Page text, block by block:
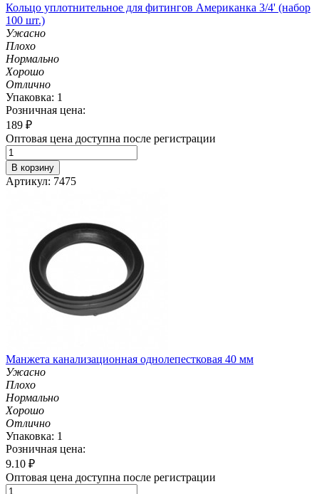
Кольцо уплотнительное для фитингов Американка 3/4' (набор
100 шт.)
Ужасно
Плохо
Нормально
Хорошо
Отлично
Упаковка: 1
Розничная цена:
189 ₽
Оптовая цена доступна после регистрации
В корзину
Артикул: 7475
Манжета канализационная однолепестковая 40 мм
Ужасно
Плохо
Нормально
Хорошо
Отлично
Упаковка: 1
Розничная цена:
9.10 ₽
Оптовая цена доступна после регистрации